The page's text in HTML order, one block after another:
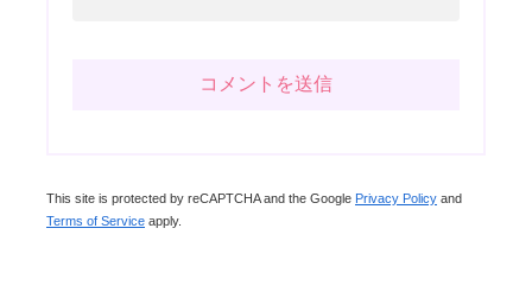
This site is protected by reCAPTCHA and the Google Privacy Policy and
Terms of Service apply.